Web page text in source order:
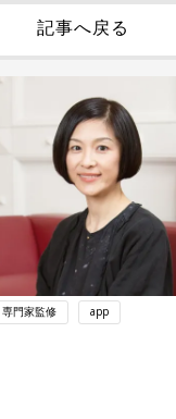
記事へ戻る
門家監修 app